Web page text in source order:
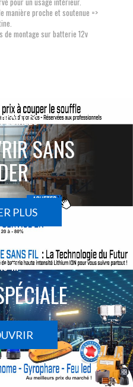
manière proche et soutenue =>
de montage sur batterie 12v
SANS
PLUS
fil